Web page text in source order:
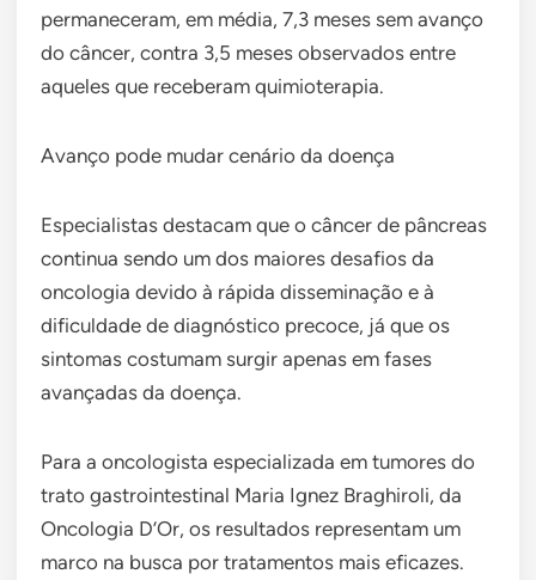
permaneceram, em média, 7,3 meses sem avanço
do câncer, contra 3,5 meses observados entre
aqueles que receberam quimioterapia.
Avanço pode mudar cenário da doença
Especialistas destacam que o câncer de pâncreas
continua sendo um dos maiores desafios da
oncologia devido à rápida disseminação e à
dificuldade de diagnóstico precoce, já que os
sintomas costumam surgir apenas em fases
avançadas da doença.
Para a oncologista especializada em tumores do
trato gastrointestinal Maria Ignez Braghiroli, da
Oncologia D’Or, os resultados representam um
marco na busca por tratamentos mais eficazes.